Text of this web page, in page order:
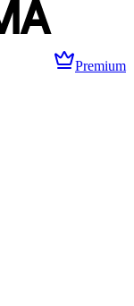
Premium